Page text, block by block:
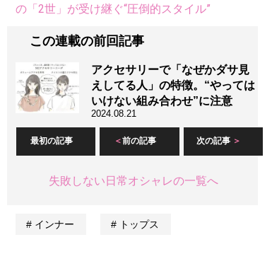
の「2世」が受け継ぐ“圧倒的スタイル”
この連載の前回記事
アクセサリーで「なぜかダサ見
えしてる人」の特徴。“やっては
いけない組み合わせ”に注意
2024.08.21
最初の記事 前の記事 次の記事
失敗しない日常オシャレの一覧へ
インナー トップス